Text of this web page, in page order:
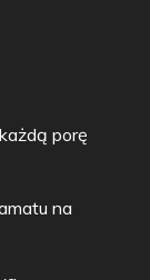
porę
na